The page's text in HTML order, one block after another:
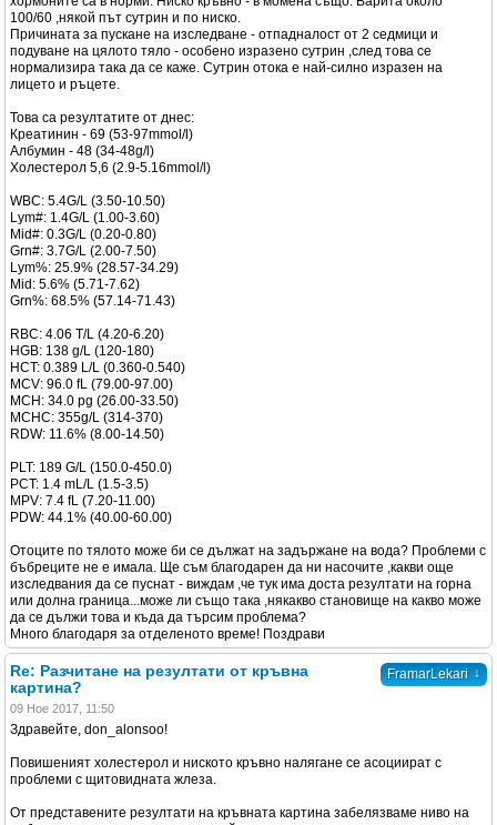
100/60 ,някой път сутрин и по ниско.
Причината за пускане на изследване - отпадналост от 2 седмици и
подуване на цялото тяло - особено изразено сутрин ,след това се
нормализира така да се каже. Сутрин отока е най-силно изразен на
лицето и ръцете.
Това са резултатите от днес:
Креатинин - 69 (53-97mmol/l)
Албумин - 48 (34-48g/l)
Холестерол 5,6 (2.9-5.16mmol/l)
WBC: 5.4G/L (3.50-10.50)
Lym#: 1.4G/L (1.00-3.60)
Mid#: 0.3G/L (0.20-0.80)
Grn#: 3.7G/L (2.00-7.50)
Lym%: 25.9% (28.57-34.29)
Mid: 5.6% (5.71-7.62)
Grn%: 68.5% (57.14-71.43)
RBC: 4.06 T/L (4.20-6.20)
HGB: 138 g/L (120-180)
HCT: 0.389 L/L (0.360-0.540)
MCV: 96.0 fL (79.00-97.00)
MCH: 34.0 pg (26.00-33.50)
MCHC: 355g/L (314-370)
RDW: 11.6% (8.00-14.50)
PLT: 189 G/L (150.0-450.0)
PCT: 1.4 mL/L (1.5-3.5)
MPV: 7.4 fL (7.20-11.00)
PDW: 44.1% (40.00-60.00)
Отоците по тялото може би се дължат на задържане на вода? Проблеми с
бъбреците не е имала. Ще съм благодарен да ни насочите ,какви още
изследвания да се пуснат - виждам ,че тук има доста резултати на горна
или долна граница...може ли също така ,някакво становище на какво може
да се дължи това и къда да търсим проблема?
Много благодаря за отделеното време! Поздрави
FramarLekari ↓
Re: Разчитане на резултати от кръвна
картина?
09 Ное 2017, 11:50
Здравейте, don_alonsoo!
Повишеният холестерол и ниското кръвно налягане се асоциират с
проблеми с щитовидната жлеза.
От представените резултати на кръвната картина забелязваме ниво на